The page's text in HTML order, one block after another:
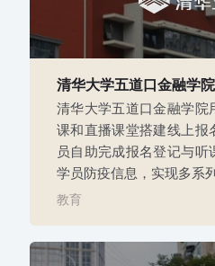
清华大学五道口金融学院
清华大学五道口金融学院
课和直播课堂搭建线上报
员自助完成报名登记与
学员防疫信息，实现多系
教育